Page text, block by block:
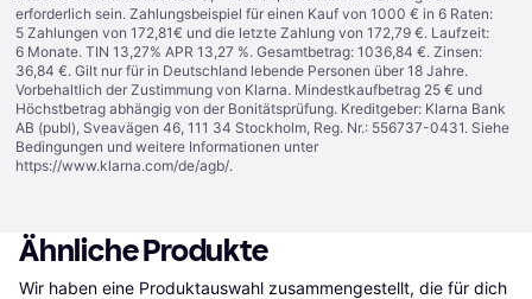
erforderlich sein. Zahlungsbeispiel für einen Kauf von 1000 € in 6 Raten:
5 Zahlungen von 172,81€ und die letzte Zahlung von 172,79 €. Laufzeit:
6 Monate. TIN 13,27% APR 13,27 %. Gesamtbetrag: 1036,84 €. Zinsen:
36,84 €. Gilt nur für in Deutschland lebende Personen über 18 Jahre.
Vorbehaltlich der Zustimmung von Klarna. Mindestkaufbetrag 25 € und
Höchstbetrag abhängig von der Bonitätsprüfung. Kreditgeber: Klarna Bank
AB (publ), Sveavägen 46, 111 34 Stockholm, Reg. Nr.: 556737-0431. Siehe
Bedingungen und weitere Informationen unter
https://www.klarna.com/de/agb/.
Ähnliche Produkte
Wir haben eine Produktauswahl zusammengestellt, die für dich